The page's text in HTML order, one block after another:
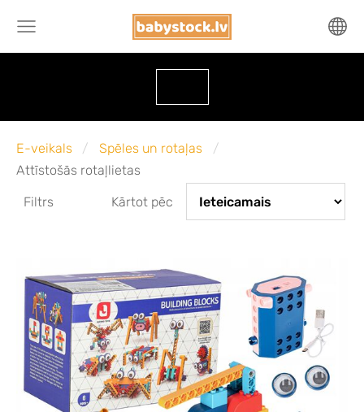
E-veikals
Spēles un rotaļas
Attīstošās rotaļlietas
Filtrs Kārtot pēc